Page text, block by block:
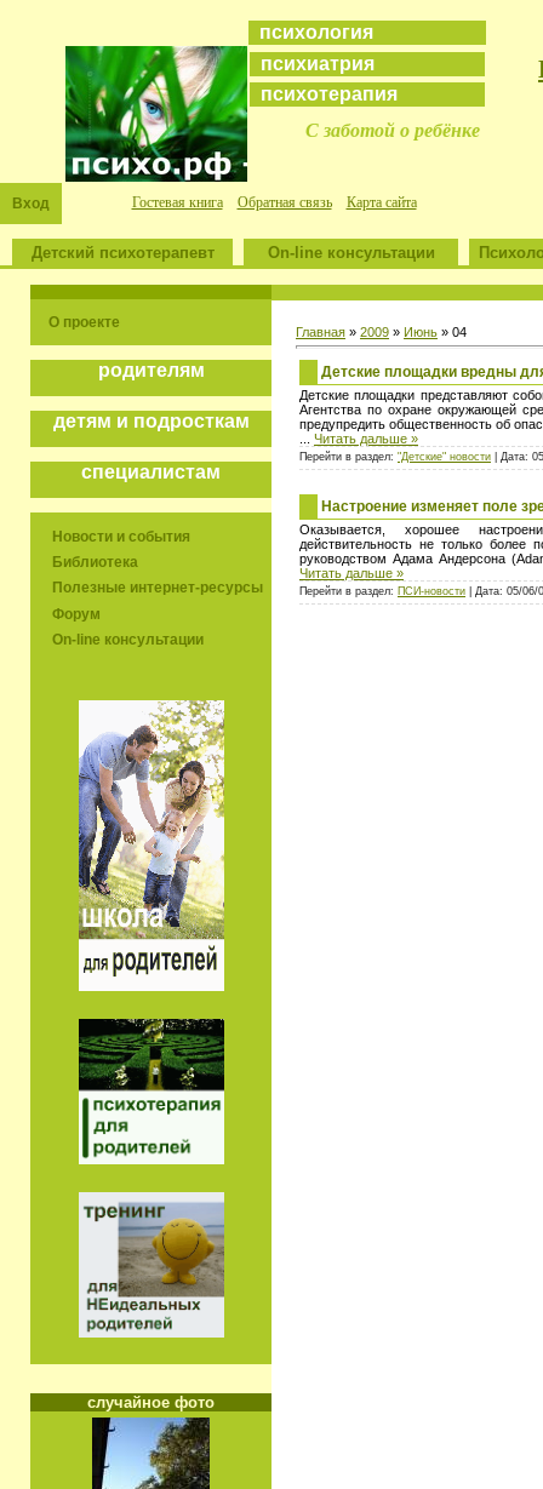
психология
психиатрия
психотерапия
С заботой о ребёнке
Вход Гостевая книга Обратная связь Карта сайта
Детский психотерапевт On-line консультации
О проекте
родителям
детям и подросткам
специалистам
Новости и события
Библиотека
Полезные интернет-ресурсы
Форум
On-line консультации
случайное фото
Главная » 2009 » Июнь » 04
Детские площадки вредны
Детские площадки представляют
Агентства по охране окружающей
предупредить общественность об
Читать дальше »
Перейти в раздел: "Детские" новости | Дата:
Настроение изменяет поле
Оказывается, хорошее
действительность не только
руководством Адама Андерсона
Читать дальше »
Перейти в раздел: ПСИ-новости | Дата: 05/06/